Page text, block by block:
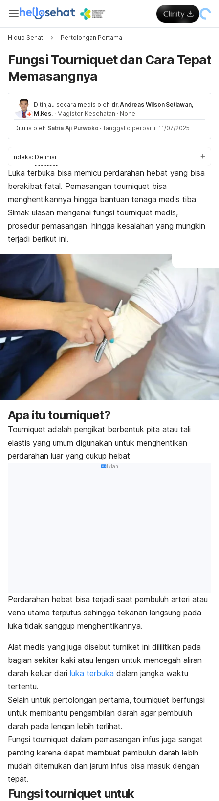
Hidup Sehat Pertolongan Pertama
Fungsi Tourniquet dan Cara Tepat
Memasangnya
Ditinjau secara medis oleh dr. Andreas Wilson Setiawan,
M.Kes. · Magister Kesehatan · None
Ditulis oleh Satria Aji Purwoko · Tanggal diperbarui 11/07/2025
Indeks: Definisi
Manfaat
Prosedur
Kesalahan
Luka terbuka bisa memicu perdarahan hebat yang bisa
berakibat fatal. Pemasangan tourniquet bisa
menghentikannya hingga bantuan tenaga medis tiba.
Simak ulasan mengenai fungsi tourniquet medis,
prosedur pemasangan, hingga kesalahan yang mungkin
terjadi berikut ini.
Apa itu tourniquet?
Tourniquet adalah pengikat berbentuk pita atau tali
elastis yang umum digunakan untuk menghentikan
perdarahan luar yang cukup hebat.
Iklan
Perdarahan hebat bisa terjadi saat pembuluh arteri atau
vena utama terputus sehingga tekanan langsung pada
luka tidak sanggup menghentikannya.
Alat medis yang juga disebut turniket ini dililitkan pada
bagian sekitar kaki atau lengan untuk mencegah aliran
darah keluar dari luka terbuka dalam jangka waktu
tertentu.
Selain untuk pertolongan pertama, tourniquet berfungsi
untuk membantu pengambilan darah agar pembuluh
darah pada lengan lebih terlihat.
Fungsi tourniquet dalam pemasangan infus juga sangat
penting karena dapat membuat pembuluh darah lebih
mudah ditemukan dan jarum infus bisa masuk dengan
tepat.
Fungsi tourniquet untuk